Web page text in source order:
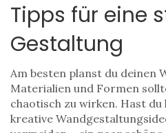
Tipps für eine
Gestaltung
Am besten planst du deinen
Materialien und Formen
chaotisch zu wirken. Hast du
kreative